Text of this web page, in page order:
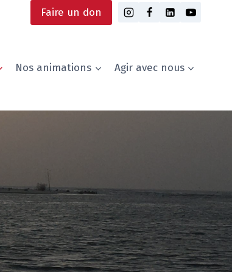
Faire un don
Nos animations Agir avec nous